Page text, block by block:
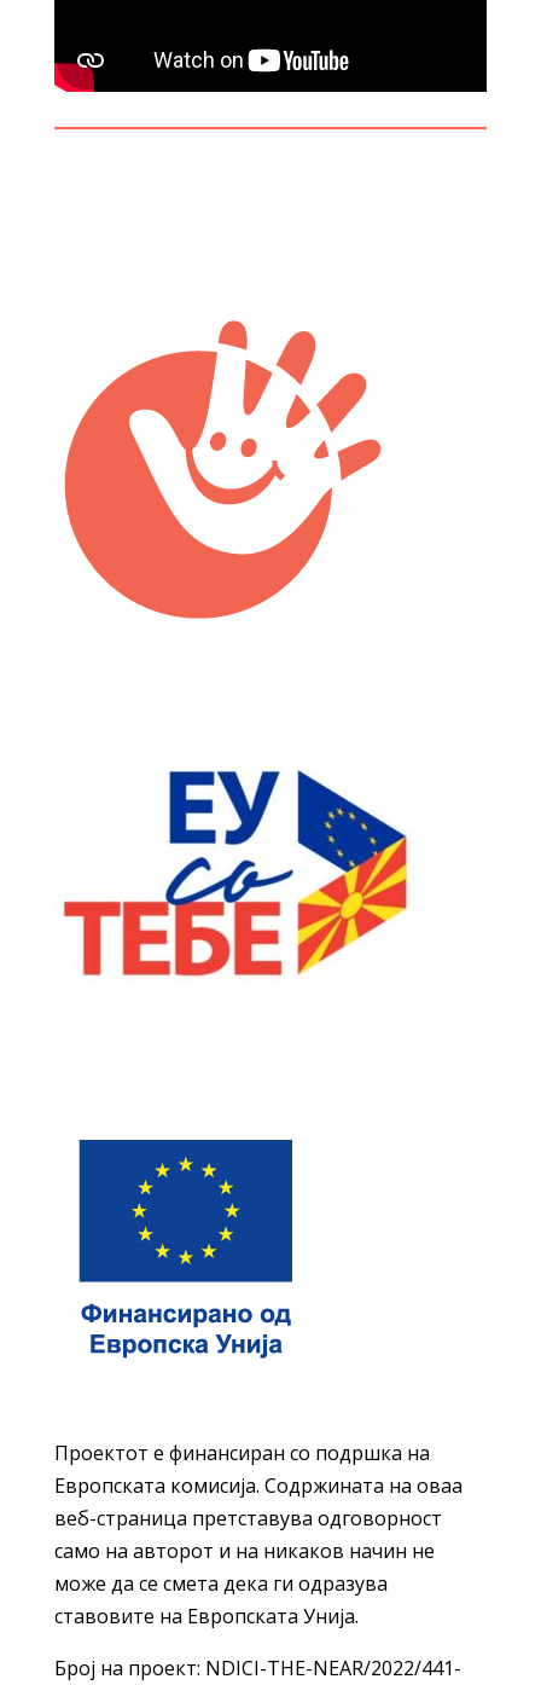
Проектот е финансиран со подршка на
Европската комисија. Содржината на оваа
веб-страница претставува одговорност
само на авторот и на никаков начин не
може да се смета дека ги одразува
ставовите на Европската Унија.
Број на проект: NDICI-THE-NEAR/2022/441-